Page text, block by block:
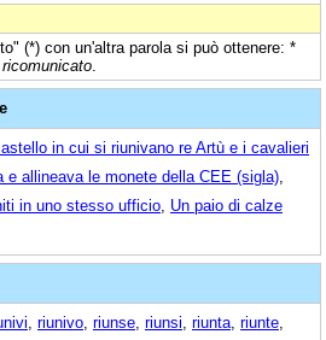
(*) con un'altra parola si può ottenere: *
ricomunicato
in cui si riunivano re Artù e i cavalieri
e allineava le monete della CEE (sigla)
in uno stesso ufficio Un paio di calze
riunivo riunse riunsi riunta riunte